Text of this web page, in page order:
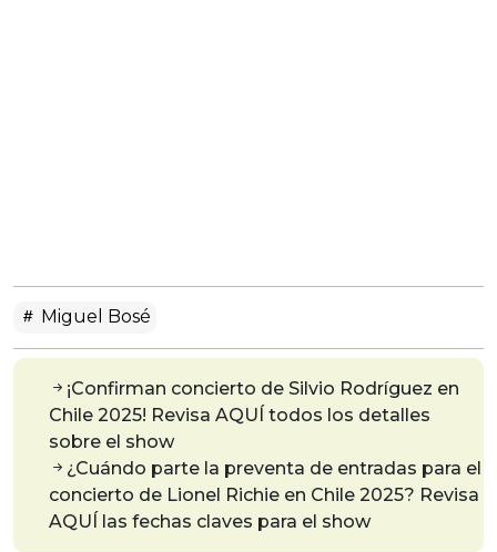
Miguel Bosé
¡Confirman concierto de Silvio Rodríguez en
Chile 2025! Revisa AQUÍ todos los detalles
sobre el show
¿Cuándo parte la preventa de entradas para el
concierto de Lionel Richie en Chile 2025? Revisa
AQUÍ las fechas claves para el show